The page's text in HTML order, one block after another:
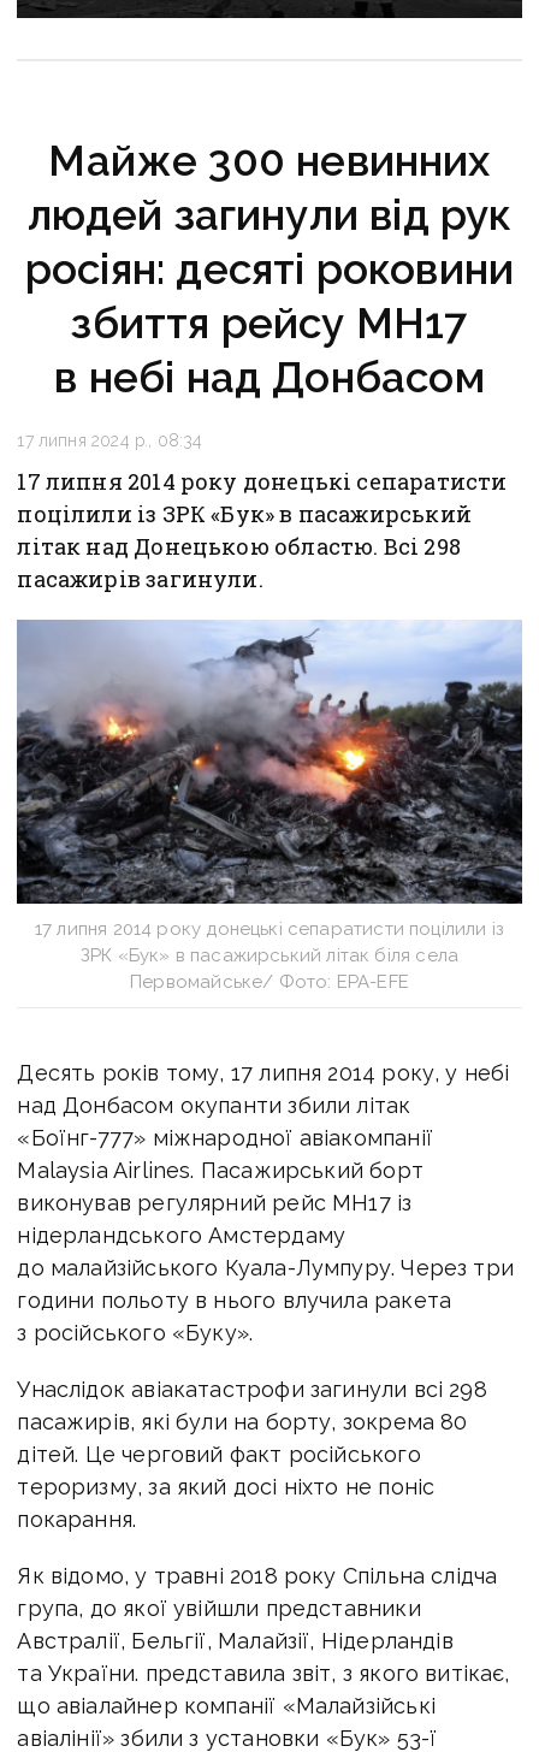
Майже 300 невинних
людей загинули від рук
росіян: десяті роковини
збиття рейсу MH17
в небі над Донбасом
17 липня 2024 р., 08:34
17 липня 2014 року донецькі сепаратисти
поцілили із ЗРК «Бук» в пасажирський
літак над Донецькою областю. Всі 298
пасажирів загинули.
17 липня 2014 року донецькі сепаратисти поцілили із
ЗРК «Бук» в пасажирський літак біля села
Первомайське/ Фото: EPA-EFE
Десять років тому, 17 липня 2014 року, у небі
над Донбасом окупанти збили літак
«Боїнг-777» міжнародної авіакомпанії
Malaysia Airlines. Пасажирський борт
виконував регулярний рейс MH17 із
нідерландського Амстердаму
до малайзійського Куала-Лумпуру. Через три
години польоту в нього влучила ракета
з російського «Буку».
Унаслідок авіакатастрофи загинули всі 298
пасажирів, які були на борту, зокрема 80
дітей. Це черговий факт російського
тероризму, за який досі ніхто не поніс
покарання.
Як відомо, у травні 2018 року Спільна слідча
група, до якої увійшли представники
Австралії, Бельгії, Малайзії, Нідерландів
та України. представила звіт, з якого витікає,
що авіалайнер компанії «Малайзійські
авіалінії» збили з установки «Бук» 53-ї